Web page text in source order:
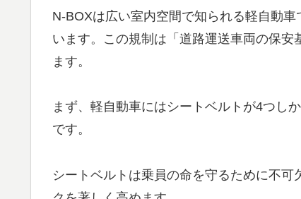
N-BOXは広い室内空間で知られる軽自動
います。この規制は「道路運送車両の保
ます。
まず、軽自動車にはシートベルトが4つし
です。
シートベルトは乗員の命を守るために不